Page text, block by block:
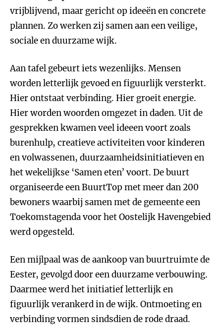
vrijblijvend, maar gericht op ideeën en concrete
plannen. Zo werken zij samen aan een veilige,
sociale en duurzame wijk.
Aan tafel gebeurt iets wezenlijks. Mensen
worden letterlijk gevoed en figuurlijk versterkt.
Hier ontstaat verbinding. Hier groeit energie.
Hier worden woorden omgezet in daden. Uit de
gesprekken kwamen veel ideeen voort zoals
burenhulp, creatieve activiteiten voor kinderen
en volwassenen, duurzaamheidsinitiatieven en
het wekelijkse ‘Samen eten’ voort. De buurt
organiseerde een BuurtTop met meer dan 200
bewoners waarbij samen met de gemeente een
Toekomstagenda voor het Oostelijk Havengebied
werd opgesteld.
Een mijlpaal was de aankoop van buurtruimte de
Eester, gevolgd door een duurzame verbouwing.
Daarmee werd het initiatief letterlijk en
figuurlijk verankerd in de wijk. Ontmoeting en
verbinding vormen sindsdien de rode draad.